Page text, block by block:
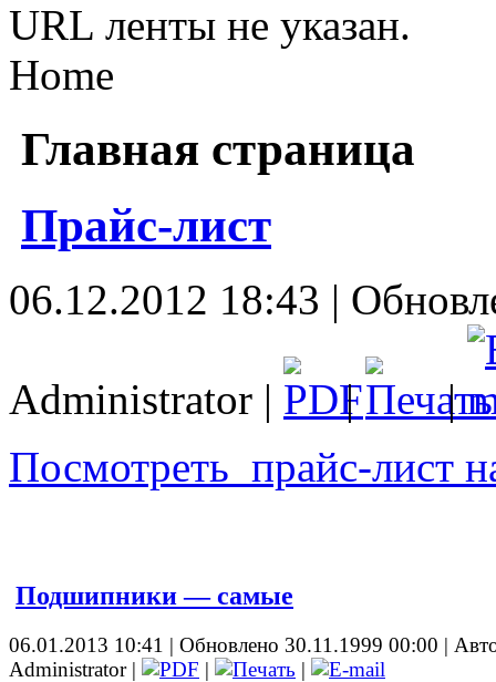
URL ленты не указан.
Home
Главная страница
Прайс-лист
06.12.2012 18:43 |
Administrator | |
|
Посмотреть прайс-лист
Подшипники — самые
06.01.2013 10:41 | Обновлено 30.11.1999 00:00 |
Administrator |
|
|